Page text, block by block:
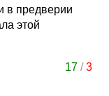
в предверии
этой
17 /3